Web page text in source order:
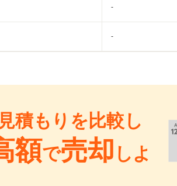
-
-
積もりを比較し
額で売却 しよ